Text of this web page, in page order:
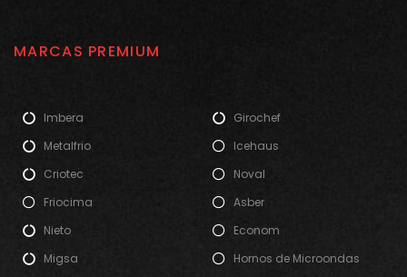
MARCAS PREMIUM
Imbera
Metalfrio
Criotec
Friocima
Nieto
Migsa
Girochef
Icehaus
Noval
Asber
Econom
Hornos de Microondas